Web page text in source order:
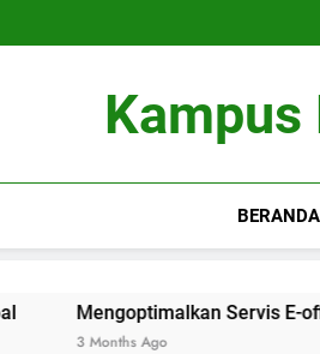
BERANDA
Mengoptimalkan Servis E-office
3 Months Ago